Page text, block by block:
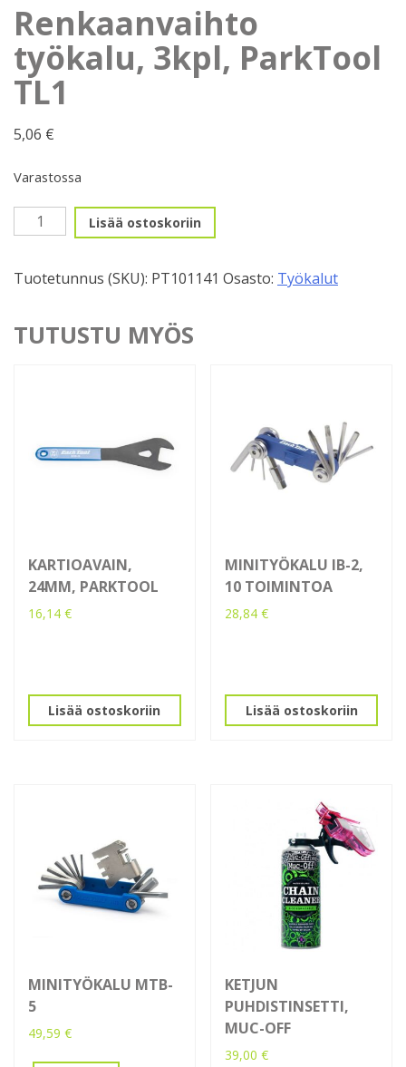
Renkaanvaihto
työkalu, 3kpl, ParkTool
TL1
5,06 €
Varastossa
Renkaanvaihto
työkalu,
ParkTool
määrä
Lisää ostoskoriin
Tuotetunnus (SKU): PT101141 Osasto: Työkalut
TUTUSTU MYÖS
KARTIOAVAIN,
24MM, PARKTOOL
16,14 €
Lisää ostoskoriin
MINITYÖKALU IB-2,
10 TOIMINTOA
28,84€
Lisää ostoskoriin
MINITYÖKALU MTB-
5
49,59 €
KETJUN
PUHDISTINSETTI,
MUC-OFF
39,00€